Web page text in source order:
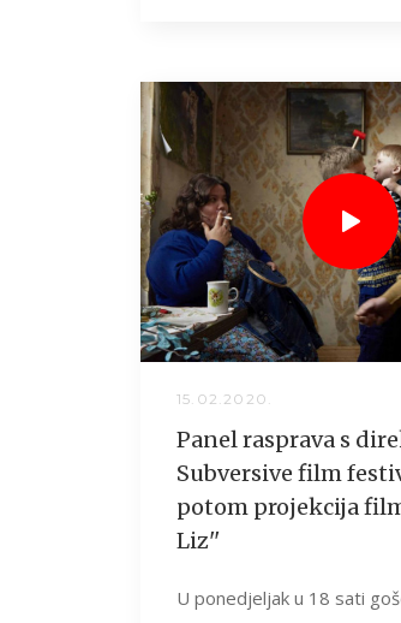
15.02.2020.
Panel rasprava s
Subversive film
potom projekcija
Liz''
U ponedjeljak u 18 sati